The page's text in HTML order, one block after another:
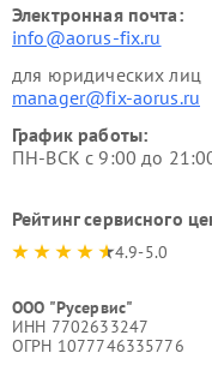
Электронная почта:
info@aorus-fix.ru
для юридических лиц
manager@fix-aorus.ru
График работы:
ПН-ВСК с 9:00 до
Рейтинг сервисного
4.9-5.0
ООО "Русервис"
ИНН 7702633247
ОГРН 1077746335776